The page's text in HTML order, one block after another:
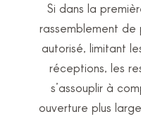
Si dans la
rassemblement de
autorisé, limitant
réceptions, les
s’assouplir à
ouverture plus